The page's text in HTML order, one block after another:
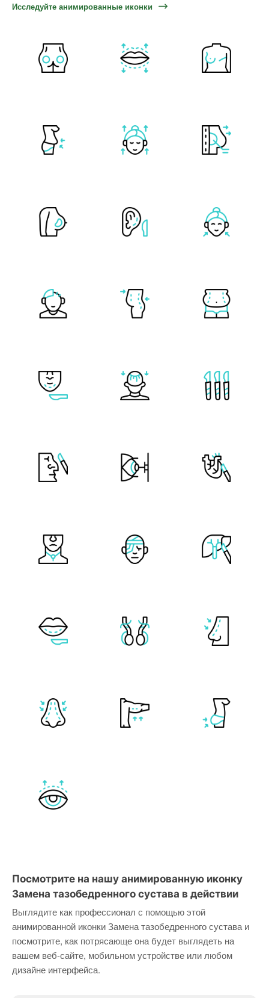
Исследуйте анимированные иконки
Посмотрите на нашу анимированную иконку
Замена тазобедренного сустава в действии
Выглядите как профессионал с помощью этой
анимированной иконки Замена тазобедренного сустава и
посмотрите, как потрясающе она будет выглядеть на
вашем веб-сайте, мобильном устройстве или любом
дизайне интерфейса.